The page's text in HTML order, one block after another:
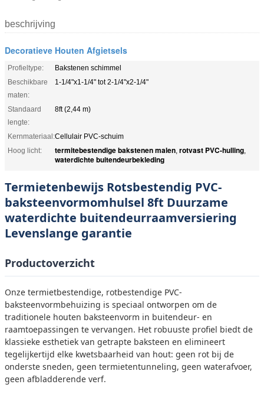
beschrijving
Decoratieve Houten Afgietsels
Profieltype:
Bakstenen schimmel
Beschikbare
maten:
1-1/4"x1-1/4" tot 2-1/4"x2-1/4"
Standaard
lengte:
8ft (2,44 m)
Kernmateriaal:Cellulair PVC-schuim
Hoog licht:
termitebestendige bakstenen malen, rotvast PVC-hulling,
waterdichte buitendeurbekleding
Termietenbewijs Rotsbestendig PVC-
baksteenvormomhulsel 8ft Duurzame
waterdichte buitendeurraamversiering
Levenslange garantie
Productoverzicht
Onze termietbestendige, rotbestendige PVC-
baksteenvormbehuizing is speciaal ontworpen om de
traditionele houten baksteenvorm in buitendeur- en
raamtoepassingen te vervangen. Het robuuste profiel biedt de
klassieke esthetiek van getrapte baksteen en elimineert
tegelijkertijd elke kwetsbaarheid van hout: geen rot bij de
onderste sneden, geen termietentunneling, geen waterafvoer,
geen afbladderende verf.